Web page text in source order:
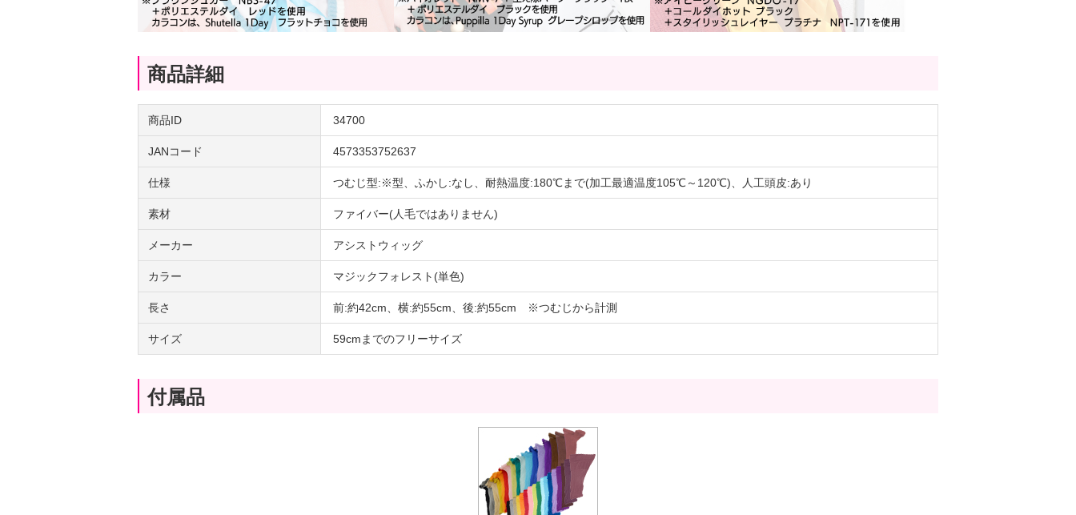
商品詳細
商品ID 34700
JANコード 4573353752637
仕様 つむじ型:※型、ふかし:なし、耐熱温度:180℃まで(加工最適温度105℃～120℃)、人工頭皮:あり
素材 ファイバー(人毛ではありません)
メーカー アシストウィッグ
カラー マジックフォレスト(単色)
長さ 前:約42cm、横:約55cm、後:約55cm ※つむじから計測
サイズ 59cmまでのフリーサイズ
付属品